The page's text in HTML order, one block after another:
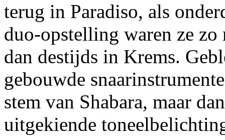
terug in Paradiso, als
duo-opstelling waren ze
dan destijds in Krems.
gebouwde
stem van Shabara, maar
uitgekiende